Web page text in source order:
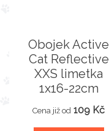
Obojek Active
Cat Reflective
XXS limetka
1x16-22cm
Cena již od 109 Kč